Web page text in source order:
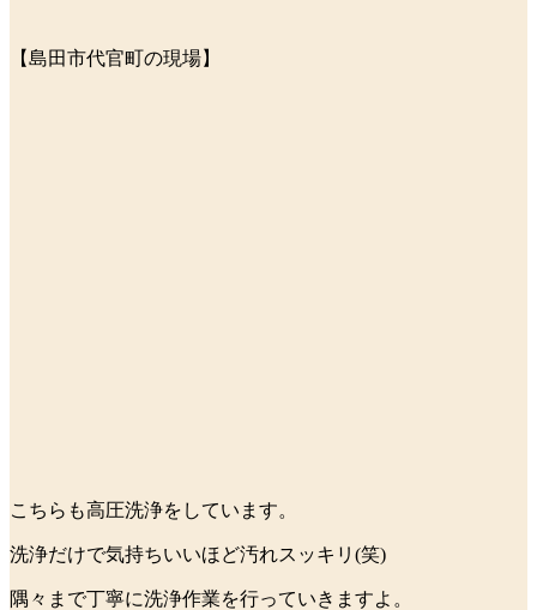
【島田市代官町の現場】
こちらも高圧洗浄をしています。
洗浄だけで気持ちいいほど汚れスッキリ(笑)
隅々まで丁寧に洗浄作業を行っていきますよ。